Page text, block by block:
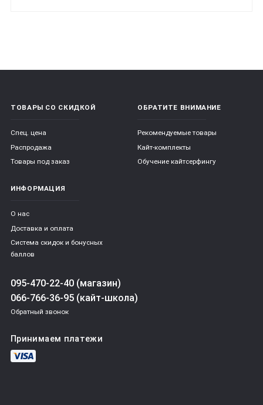
ТОВАРЫ СО СКИДКОЙ
Спец. цена
Распродажа
Товары под заказ
ОБРАТИТЕ ВНИМАНИЕ
Рекомендуемые товары
Кайт-комплекты
Обучение кайтсерфингу
ИНФОРМАЦИЯ
О нас
Доставка и оплата
Система скидок и бонусных
баллов
095-470-22-40 (магазин)
066-766-36-95 (кайт-школа)
Обратный звонок
Принимаем платежи